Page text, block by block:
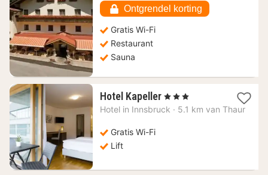
113,84
€
Ontgrendel korting
Gratis Wi-Fi
Restaurant
Sauna
Hotel Kapeller 1
nacht
, 3 Sterren
Hotel in Innsbruck · 5.1 km van Thaur
Gratis Wi-Fi
Lift